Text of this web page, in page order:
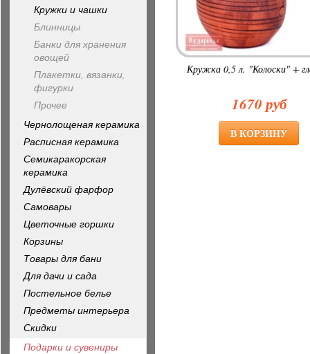
Кружка 0,5 л. "Колоски" +
1670 руб
Кружки и чашки
Блинницы
Банки для хранения
овощей
Плакетки, вязанки,
фигурки
Прочее
Чернолощеная керамика
Расписная керамика
Семикаракорская
керамика
Дулёвский фарфор
Самовары
Цветочные горшки
Корзины
Товары для бани
Для дачи и сада
Постельное белье
Предметы интерьера
Скидки
Подарки и сувениры